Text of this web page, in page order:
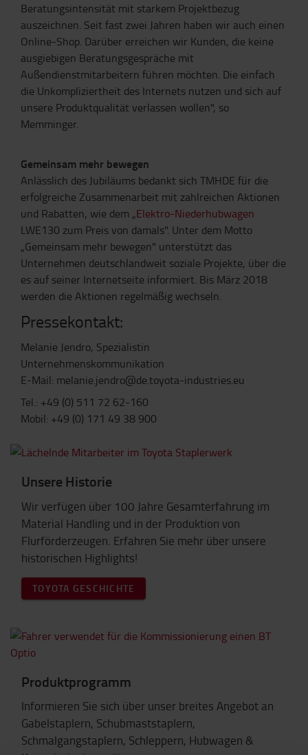
Beratungsintensität mit starkem Projektbezug
auszeichnen. Seit fast zwei Jahren haben wir auch einen
Online-Shop. Darüber erreichen wir Kunden, die keine
ausgiebigen Beratungsgespräche mit
Außendienstmitarbeitern führen möchten. Die einfach
die Unkompliziertheit des Internets nutzen und sich auf
unsere Produktqualität verlassen wollen", so
Memminger.
Gemeinsam mehr bewegen
Anlässlich des Jubiläums bedankt sich TMHDE für die
erfolgreiche Zusammenarbeit mit zahlreichen Aktionen
und Rabatten, wie dem „Elektro-Niederhubwagen
LWE130 zum Preis von damals". Unter dem Motto
„Gemeinsam mehr bewegen" unterstützt das
Unternehmen deutschlandweit soziale Projekte, über die
es auf seiner Internetseite informiert. Bis März 2018
werden die Aktionen regelmäßig wechseln.
Pressekontakt:
Melanie Jendro, Spezialistin
Unternehmenskommunikation
E-Mail: melanie.jendro@de.toyota-industries.eu
Tel.: +49 (0) 511 72 62-160
Mobil: +49 (0) 171 49 38 900
Unsere Historie
Wir verfügen über 100 Jahre Gesamterfahrung im
Material Handling und in der Produktion von
Flurförderzeugen. Erfahren Sie mehr über unsere
historischen Highlights!
TOYOTA GESCHICHTE
Produktprogramm
Informieren Sie sich über unser breites Angebot an
Gabelstaplern, Schubmaststaplern,
Schmalgangstaplern, Schleppern, Hubwagen &